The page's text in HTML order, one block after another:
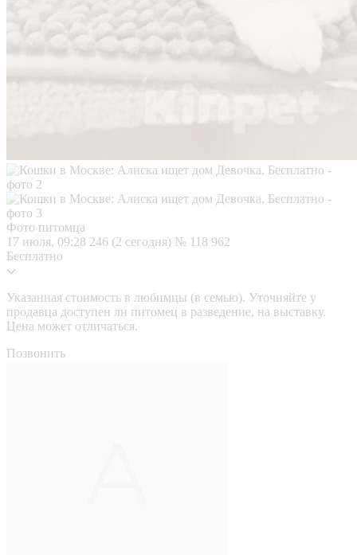
Фото питомца
17 июля, 09:28 246 (2 сегодня) № 118 962
Бесплатно
Указанная стоимость в любимцы (в семью). Уточняйте у
продавца доступен ли питомец в разведение, на выставку.
Цена может отличаться.
Позвонить